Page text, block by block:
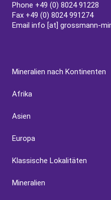
Phone +49 (0) 8024 91228
Fax +49 (0) 8024 991274
Email info [at] grossmann-
Mineralien nach Kontinenten
Afrika
Asien
Europa
Klassische Lokalitäten
Mineralien